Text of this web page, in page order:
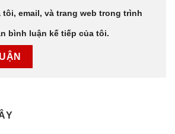
tôi, email, và trang web trong trình
bình luận kế tiếp của tôi.